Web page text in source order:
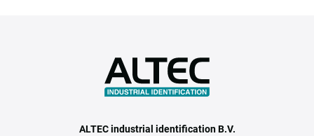
ALTEC industrial identification B.V.